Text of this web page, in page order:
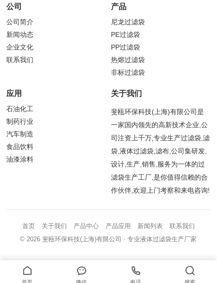
公司
公司简介
新闻动态
企业文化
联系我们
产品
尼龙过滤袋
PE过滤袋
PP过滤袋
热熔过滤袋
非标过滤袋
应用
石油化工
制药行业
汽车制造
食品饮料
油漆涂料
关于我们
斐瓯环保科技(上海)有限公司是
一家国内领先的高新技术企业,公
司注资上千万,专业生产过滤袋,滤
袋,液体过滤袋,滤布,公司集研发,
设计,生产,销售,服务为一体的过
滤袋生产工厂,是你值得信赖的合
作伙伴,欢迎上门考察和来电咨询!
首页 关于我们 产品中心 产品应用 新闻列表
联系我们
© 2026斐瓯环保科技(上海)有限公司 · 专业液体过滤袋生产厂家